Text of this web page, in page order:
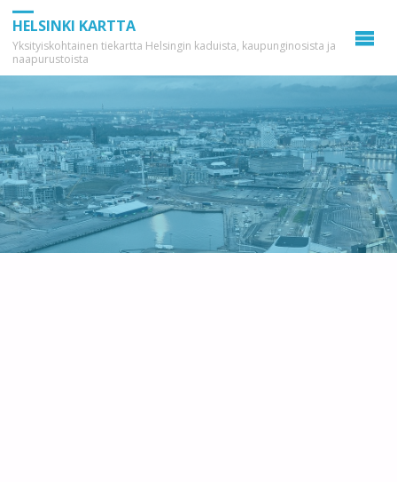
HELSINKI KARTTA
Yksityiskohtainen tiekartta Helsingin kaduista, kaupunginosista ja
naapurustoista